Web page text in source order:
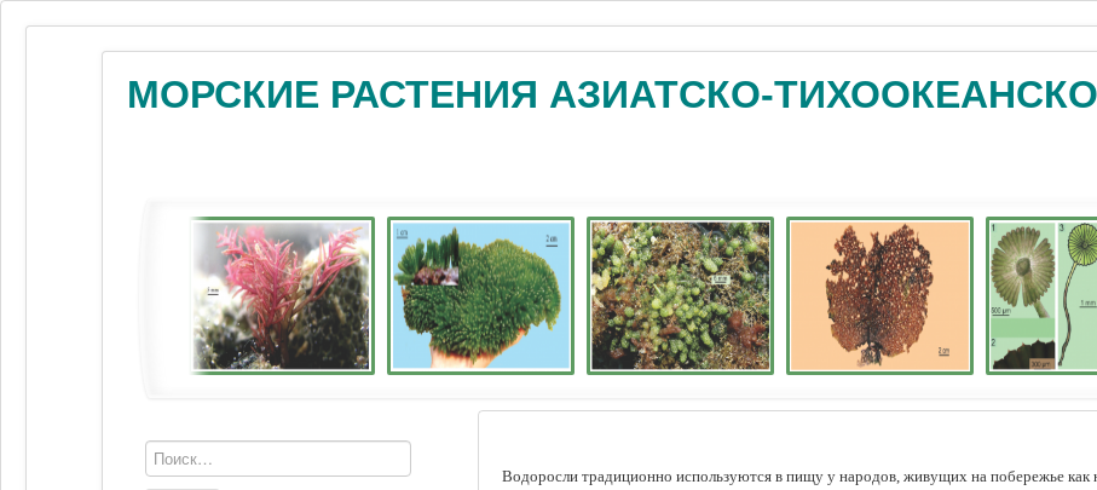
МОРСКИЕ РАСТЕНИЯ АЗИАТСКО-
Водоросли традиционно используются в пищу у народов, живущих на побережье